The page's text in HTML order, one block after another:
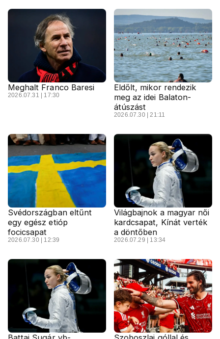
Meghalt Franco Baresi
2026.07.31 | 17:30
Eldőlt, mikor rendezik
meg az idei Balaton-
átúszást
2026.07.30 | 21:11
Svédországban eltűnt
egy egész etióp
focicsapat
2026.07.30 | 12:39
Világbajnok a magyar női
kardcsapat, Kínát verték
a döntőben
2026.07.29 | 13:34